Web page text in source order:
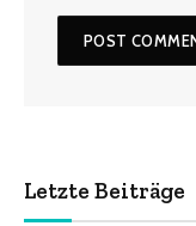
Letzte Beiträge